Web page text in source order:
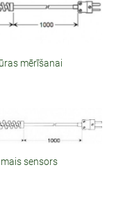
mērīšanai
sensors